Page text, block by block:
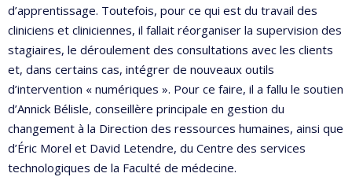
d’apprentissage. Toutefois, pour ce qui est du travail des
cliniciens et cliniciennes, il fallait réorganiser la supervision des
stagiaires, le déroulement des consultations avec les clients
et, dans certains cas, intégrer de nouveaux outils
d’intervention « numériques ». Pour ce faire, il a fallu le soutien
d’Annick Bélisle, conseillère principale en gestion du
changement à la Direction des ressources humaines, ainsi que
d’Éric Morel et David Letendre, du Centre des services
technologiques de la Faculté de médecine.